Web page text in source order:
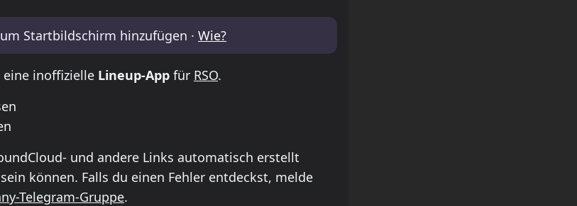
Junta 8th Anniversary /RSO
Startbildschirm hinzufügen · Wie?
eine inoffizielle Lineup-App für RSO.
und andere Links automatisch erstellt
können. Falls du einen Fehler entdeckst, melde
Telegram-Gruppe.